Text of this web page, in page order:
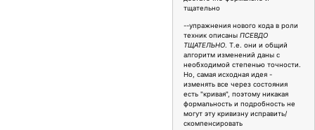
тщательно
--упражнения нового кода в роли
техник описаны ПСЕВДО
ТЩАТЕЛЬНО. Т.е. они и общий
алгоритм изменений даны с
необходимой степенью точности.
Но, самая исходная идея -
изменять все через состояния
есть "кривая", поэтому никакая
формальность и подробность не
могут эту кривизну исправить/
скомпенсировать